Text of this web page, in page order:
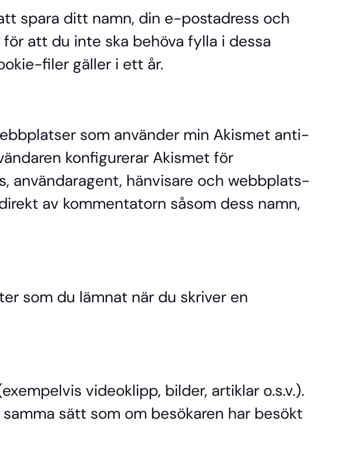
spara ditt namn, din e-postadress och
att du inte ska behöva fylla i dessa
filer gäller i ett år.
som använder min Akismet anti-
konfigurerar Akismet för
användaragent, hänvisare och webbplats-
av kommentatorn såsom dess namn,
som du lämnat när du skriver en
videoklipp, bilder, artiklar o.s.v.).
sätt som om besökaren har besökt